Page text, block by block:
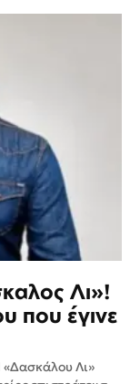
Λι»!
που έγινε
«Δασκάλου Λι»